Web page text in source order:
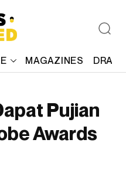
MAGAZINES
Pujian
Awards